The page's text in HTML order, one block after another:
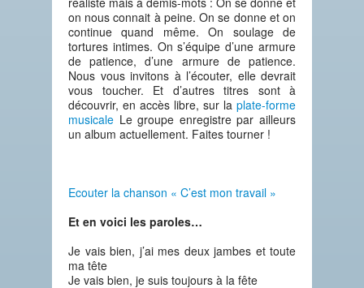
on nous connait à peine. On se donne et on
continue quand même. On soulage de
tortures intimes. On s’équipe d’une armure
de patience, d’une armure de patience.
Nous vous invitons à l’écouter, elle devrait
vous toucher. Et d’autres titres sont à
découvrir, en accès libre, sur la plate-forme
musicale Le groupe enregistre par ailleurs
un album actuellement. Faites tourner !
Ecouter la chanson « C’est mon travail »
Et en voici les paroles…
Je vais bien, j’ai mes deux jambes et toute
ma tête
Je vais bien, je suis toujours à la fête